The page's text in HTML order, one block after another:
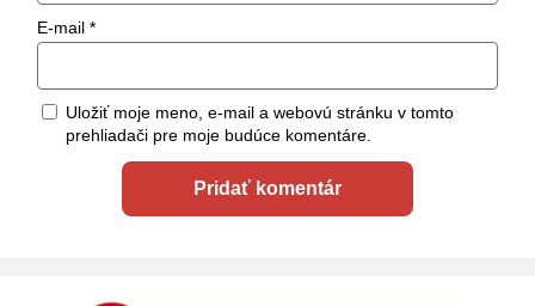
E-mail *
Uložiť moje meno, e-mail a webovú stránku v tomto
prehliadači pre moje budúce komentáre.